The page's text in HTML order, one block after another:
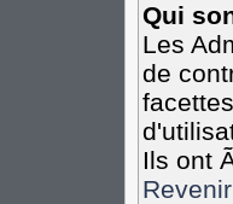
Qui
Les
de
Ils ont